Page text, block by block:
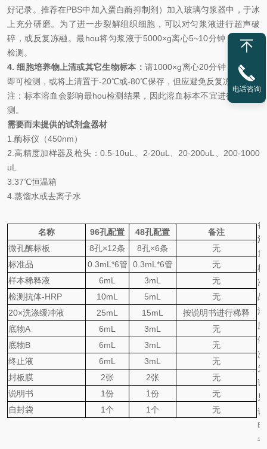
好记录。推荐在PBS中加入蛋白酶抑制剂）加入玻璃匀浆器中，于冰
上充分研磨。为了进一步裂解组织细胞，可以对匀浆液进行超声破
碎，或反复冻融。 最hou将匀浆液于5000×g离心5~10分钟，取上清
检测。
4. 细胞培养物上清或其它生物标本： 请1000×g离心20分钟，取上清
即可检测，或将上清置于-20℃或-80℃保存，但应避免反复冻融。
注：标本溶血会影响最hou检测结果，因此溶血标本不宜进行此项检
测。
需要而未提供的试剂盒器材
1. 酶标仪（450nm）
2. 高精度加样器及枪头： 0.5-10uL 2-20uL 20-200uL
200-1000
uL
3. 37℃恒温箱
4. 蒸馏水或去离子水
名称 96孔配置 48孔配置
备注
微孔酶标板
8孔×12条 8孔×6条
无
标准品
0. 3mL*6管 0. 3mL*6管
无
样本稀释液
6mL 3mL
无
检测抗体-HRP 10mL 5mL
无
20×洗涤缓冲液 25mL 15mL
按说明书进行稀释
底物A 6mL 3mL
无
底物B 6mL 3mL
无
终止液
6mL 3mL
无
封板膜
2张 2张
无
说明书
1份 1份
无
自封袋
1个 1个 无
备
注
1
标
准
品
浓
度
依
次
为
详
见
说
明
电话咨询